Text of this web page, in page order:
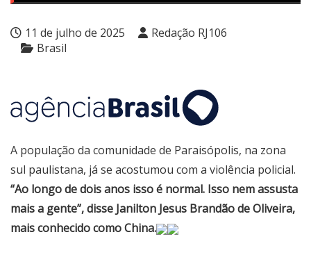
11 de julho de 2025
Redação RJ106
Brasil
A população da comunidade de Paraisópolis, na zona
sul paulistana, já se acostumou com a violência policial.
“Ao longo de dois anos isso é normal. Isso nem assusta
mais a gente”, disse Janilton Jesus Brandão de Oliveira,
mais conhecido como China.